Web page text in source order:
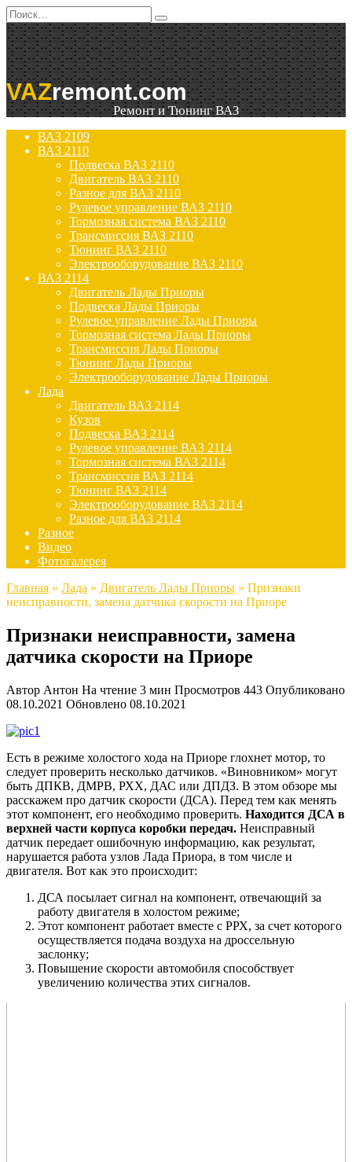
Перейти
к
содержанию
Search
for:
VAZremont.com
Ремонт и Тюнинг ВАЗ
ВАЗ 2109
ВАЗ 2110
Подвеска ВАЗ 2110
Двигатель ВАЗ 2110
Разное для ВАЗ 2110
Рулевое управление ВАЗ 2110
Тормозная система ВАЗ 2110
Трансмиссия ВАЗ 2110
Тюнинг ВАЗ 2110
Электрооборудование ВАЗ 2110
ВАЗ 2114
Двигатель Лады Приоры
Подвеска Лады Приоры
Рулевое управление Лады Приоры
Тормозная система Лады Приоры
Трансмиссия Лады Приоры
Тюнинг Лады Приоры
Электрооборудование Лады Приоры
Лада
Двигатель ВАЗ 2114
Кузов
Подвеска ВАЗ 2114
Рулевое управление ВАЗ 2114
Тормозная система ВАЗ 2114
Трансмиссия ВАЗ 2114
Тюнинг ВАЗ 2114
Электрооборудование ВАЗ 2114
Разное для ВАЗ 2114
Разное
Видео
Фотогалерея
Главная » Лада » Двигатель Лады Приоры » Признаки
неисправности, замена датчика скорости на Приоре
Признаки неисправности, замена
датчика скорости на Приоре
Автор Антон На чтение 3 мин Просмотров 443 Опубликовано
08.10.2021 Обновлено 08.10.2021
Есть в режиме холостого хода на Приоре глохнет мотор, то
следует проверить несколько датчиков. «Виновником» могут
быть ДПКВ, ДМРВ, РХХ, ДАС или ДПДЗ. В этом обзоре мы
расскажем про датчик скорости (ДСА). Перед тем как менять
этот компонент, его необходимо проверить. Находится ДСА в
верхней части корпуса коробки передач. Неисправный
датчик передает ошибочную информацию, как результат,
нарушается работа узлов Лада Приора, в том числе и
двигателя. Вот как это происходит:
ДСА посылает сигнал на компонент, отвечающий за
работу двигателя в холостом режиме;
Этот компонент работает вместе с РРХ, за счет которого
осуществляется подача воздуха на дроссельную
заслонку;
Повышение скорости автомобиля способствует
увеличению количества этих сигналов.